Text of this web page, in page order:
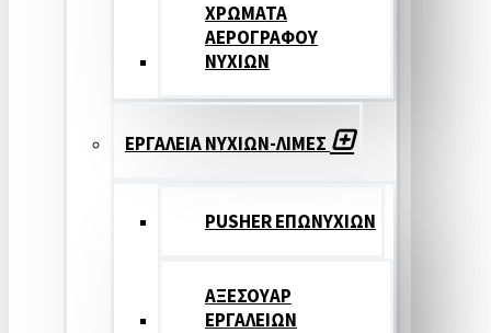
ΧΡΩΜΑΤΑ
ΑΕΡΟΓΡΑΦΟΥ
ΝΥΧΙΩΝ
ΕΡΓΑΛΕΙΑ ΝΥΧΙΩΝ-ΛΙΜΕΣ
PUSHER ΕΠΩΝΥΧΙΩΝ
ΑΞΕΣΟΥΑΡ
ΕΡΓΑΛΕΙΩΝ